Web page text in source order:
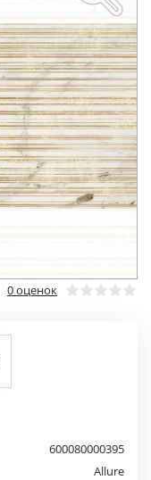
0 оценок
600080000395
Allure